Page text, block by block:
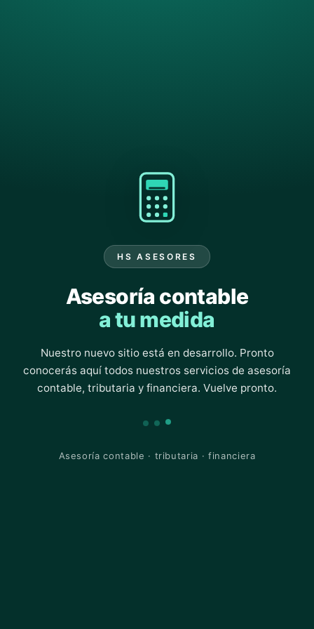
HS ASESORES
Asesoría contable
a tu medida
Nuestro nuevo sitio está en desarrollo. Pronto
conocerás aquí todos nuestros servicios de asesoría
contable, tributaria y financiera. Vuelve pronto.
Asesoría contable · tributaria · financiera